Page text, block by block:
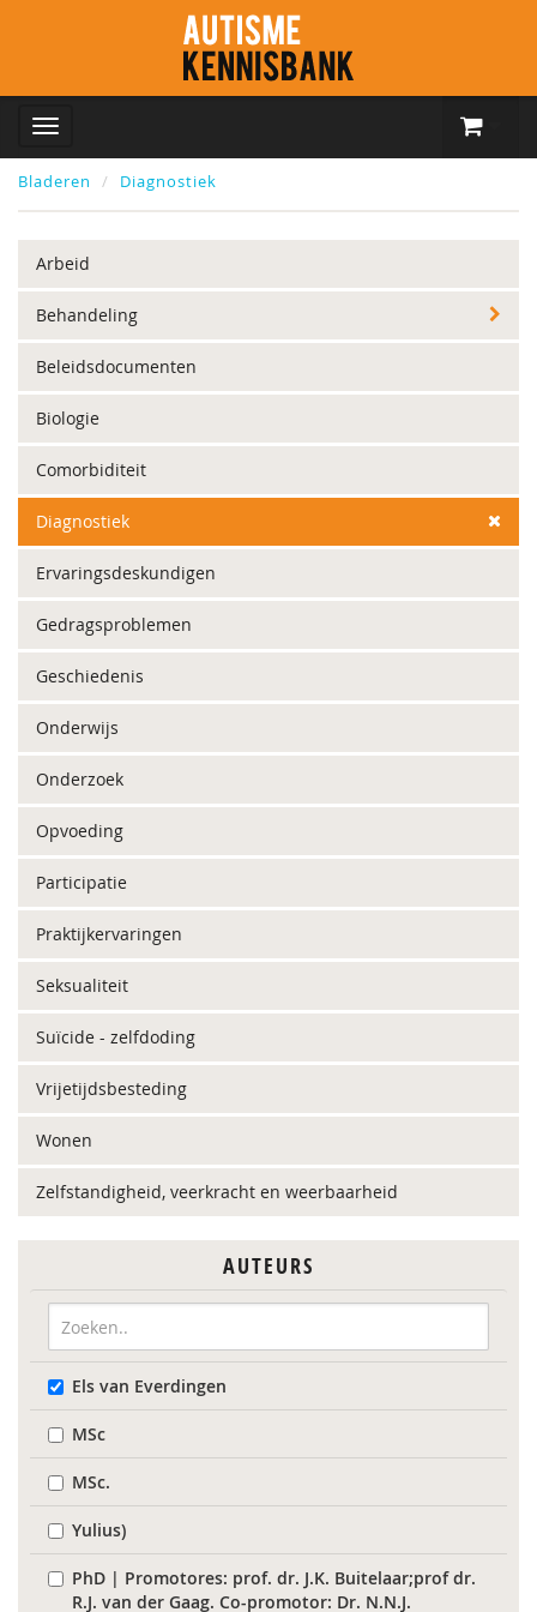
Bladeren Diagnostiek
Arbeid
Behandeling
Beleidsdocumenten
Biologie
Comorbiditeit
Diagnostiek
Ervaringsdeskundigen
Gedragsproblemen
Geschiedenis
Onderwijs
Onderzoek
Opvoeding
Participatie
Praktijkervaringen
Seksualiteit
Suïcide - zelfdoding
Vrijetijdsbesteding
Wonen
Zelfstandigheid, veerkracht en weerbaarheid
AUTEURS
Els van Everdingen
MSc
MSc.
Yulius)
PhD | Promotores: prof. dr. J.K. Buitelaar;prof dr.
R.J. van der Gaag. Co-promotor: Dr. N.N.J.